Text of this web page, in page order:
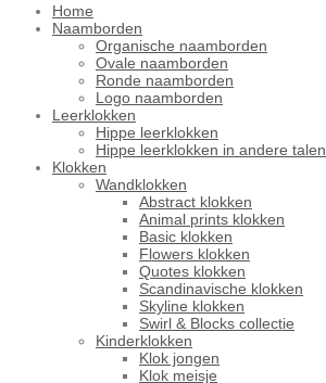
Home
Naamborden
Organische naamborden
Ovale naamborden
Ronde naamborden
Logo naamborden
Leerklokken
Hippe leerklokken
Hippe leerklokken in andere talen
Klokken
Wandklokken
Abstract klokken
Animal prints klokken
Basic klokken
Flowers klokken
Quotes klokken
Scandinavische klokken
Skyline klokken
Swirl & Blocks collectie
Kinderklokken
Klok jongen
Klok meisje